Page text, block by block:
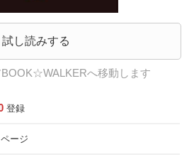
試し読みする
へ移動します
登録
ページ